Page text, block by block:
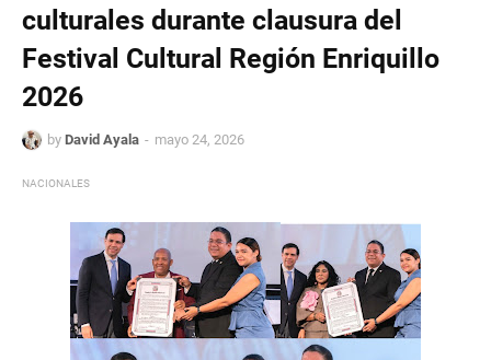
culturales durante clausura del
Festival Cultural Región Enriquillo
2026
by David Ayala mayo 24, 2026
NACIONALES